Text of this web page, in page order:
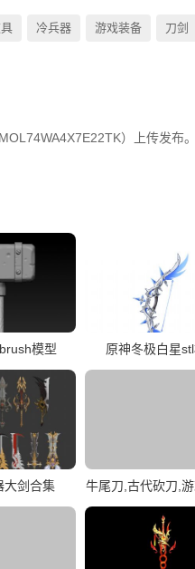
冷兵器 游戏装备 刀剑
）上传发布
模型 原神冬极白星
大剑合集 牛尾刀,古代砍刀,游